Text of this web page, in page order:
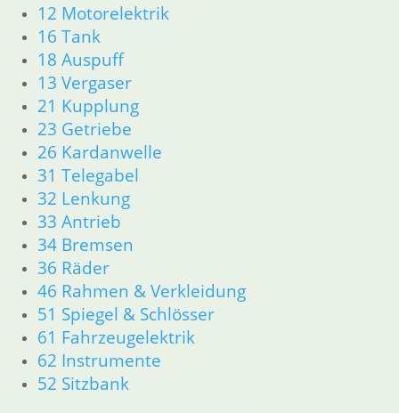
12 Motorelektrik
16 Tank
18 Auspuff
13 Vergaser
21 Kupplung
23 Getriebe
26 Kardanwelle
31 Telegabel
32 Lenkung
33 Antrieb
34 Bremsen
36 Räder
46 Rahmen & Verkleidung
51 Spiegel & Schlösser
61 Fahrzeugelektrik
62 Instrumente
52 Sitzbank
61 Fahrzeugelektrik
62 Instrumente
52 Sitzbank
R80GS bis R100GS PD 1990
11 Motor
Dichtungen
Kolben/Kolbenringe
Zylinderkopf
12 Motorelektrik
13 Vergaser
16 Tank
18 Auspuff
21 Kupplung
23 Getriebe
26 Kardanwelle
31 Telegabel
32 Lenkung
33 Antrieb
34 Bremsen